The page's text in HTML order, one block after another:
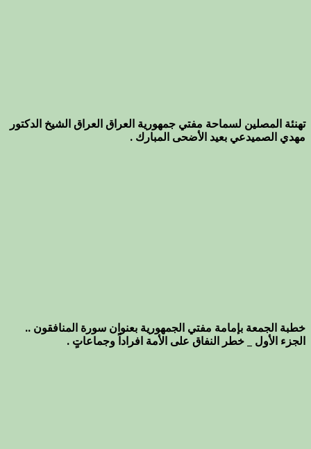
تهنئة المصلين لسماحة مفتي جمهورية العراق العراق الشيخ الدكتور
مهدي الصميدعي بعيد الأضحى المبارك .
خطبة الجمعة بإمامة مفتي الجمهورية بعنوان سورة المنافقون ..
الجزء الأول _ خطر النفاق على الأمة افراداً وجماعاتٍ .